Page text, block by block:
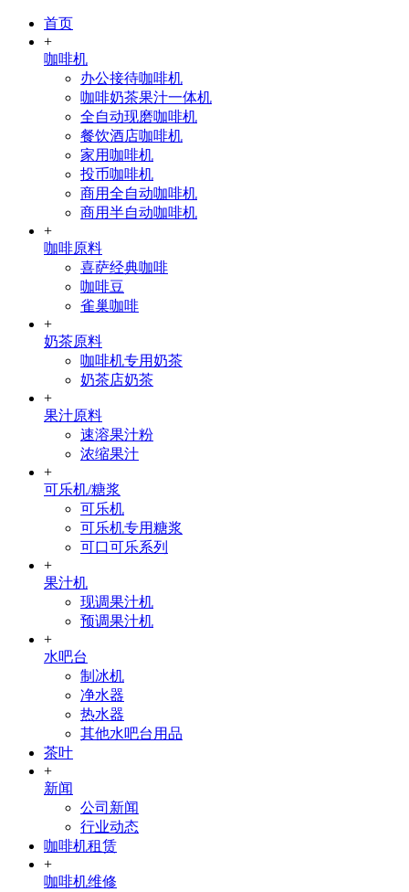
首页
+
咖啡机
办公接待咖啡机
咖啡奶茶果汁一体机
全自动现磨咖啡机
餐饮酒店咖啡机
家用咖啡机
投币咖啡机
商用全自动咖啡机
商用半自动咖啡机
+
咖啡原料
喜萨经典咖啡
咖啡豆
雀巢咖啡
+
奶茶原料
咖啡机专用奶茶
奶茶店奶茶
+
果汁原料
速溶果汁粉
浓缩果汁
+
可乐机/糖浆
可乐机
可乐机专用糖浆
可口可乐系列
+
果汁机
现调果汁机
预调果汁机
+
水吧台
制冰机
净水器
热水器
其他水吧台用品
茶叶
+
新闻
公司新闻
行业动态
咖啡机租赁
+
咖啡机维修